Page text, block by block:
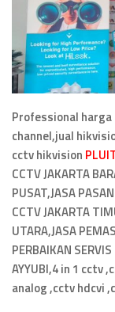
Professional
channel,jual
cctv hikvision
CCTV JAKARTA
PUSAT,JASA
CCTV JAKARTA
UTARA,JASA
PERBAIKAN
AYYUBI,4 in 1 cctv
analog ,cctv hdcvi